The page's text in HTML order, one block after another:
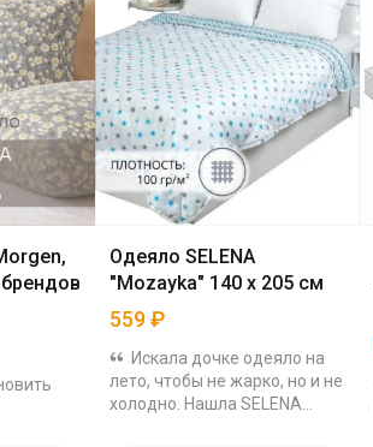
брендов
Одеяло SELENA
"Mozayka" 140 х 205 см
559₽
Искала дочке одеяло на
лето, чтобы не жарко, но и не
холодно. Нашла SELENA